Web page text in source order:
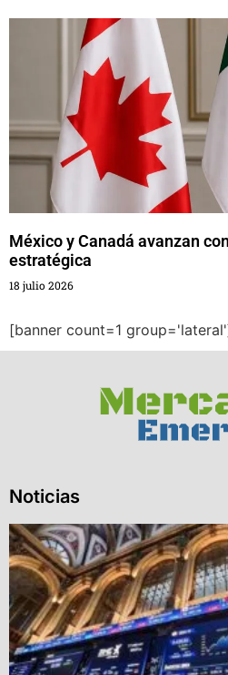
México y Canadá avanzan
estratégica
18 julio 2026
[banner count=1
Noticias